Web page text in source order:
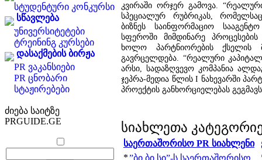
სტუდენტური კონკურსი
სწავლება
უნივერსიტეტები
ტრეინინგ კურსები
დასაქმების ბირჟა
PR ვაკანსიები
PR ცნობარი
სტაჟირებები
ძიება საიტზე
PRGUIDE.GE
კვირაში ორჯერ გამოვა.
სპეციალურ რუბრიკას,
ბიზნეს საინფორმაციო
სფეროში მიმდინარე
ხოლო პარტნიორების ქსელის
გავრცელდება. “რეალური
არსი, სადაზღვევო კომპანია
ჯეპრა-მედია წლის I ნახევარში
პროექტის განხორციელებას
სიახლეთა
საერთაშორისო PR სიახლენი
*”ბი ბი სი”-ს საერთაშორისო